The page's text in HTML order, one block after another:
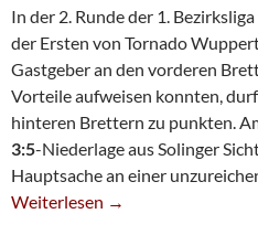
In der 2. Runde der 1.
der Ersten von Tornado
Gastgeber an den vorderen
Vorteile aufweisen konnten,
hinteren Brettern zu punkten.
3:5-Niederlage aus Solinger
Hauptsache an einer
Verdiente Niederlage Für Die
Weiterlesen →